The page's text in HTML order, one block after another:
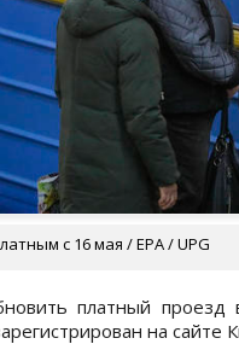
с 16 мая / EPA / UPG
платный
на сайте